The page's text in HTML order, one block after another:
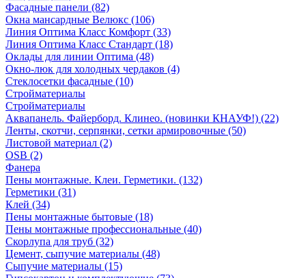
Фасадные панели (82)
Окна мансардные Велюкс (106)
Линия Оптима Класс Комфорт (33)
Линия Оптима Класс Стандарт (18)
Оклады для линии Оптима (48)
Окно-люк для холодных чердаков (4)
Стеклосетки фасадные (10)
Стройматериалы
Стройматериалы
Аквапанель. Файерборд. Клинео. (новинки КНАУФ!) (22)
Ленты, скотчи, серпянки, сетки армировочные (50)
Листовой материал (2)
OSB (2)
Фанера
Пены монтажные. Клеи. Герметики. (132)
Герметики (31)
Клей (34)
Пены монтажные бытовые (18)
Пены монтажные профессиональные (40)
Скорлупа для труб (32)
Цемент, сыпучие материалы (48)
Сыпучие материалы (15)